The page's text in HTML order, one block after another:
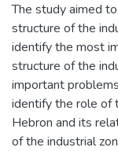
The study aimed
structure of the
identify the most
structure of the
important
identify the role of
Hebron and its
of the industrial